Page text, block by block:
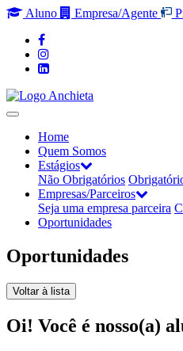
Aluno Empresa/Agente
Home
Quem Somos
Estágios
Não Obrigatórios
Empresas/Parceiros
Seja uma empresa parceira
Oportunidades
Oportunidades
Voltar à lista
Oi! Você é nosso(a)